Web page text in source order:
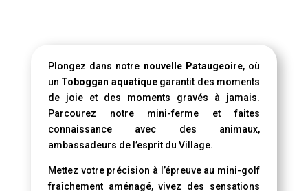
Plongez dans notre nouvelle Pataugeoire, où
un Toboggan aquatiquegarantit des moments
de joie et des moments gravés à jamais.
Parcourez notre mini-ferme et faites
connaissance avec des animaux,
ambassadeurs de l’esprit du Village.
Mettez votre précision à l’épreuve au mini-golf
fraîchement aménagé, vivez des sensations